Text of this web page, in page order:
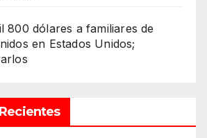
800 dólares a familiares de
en Estados Unidos;